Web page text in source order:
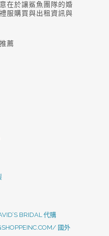
在於讓鯊魚團隊的婚
服購買與出租資訊與
薦
BRIDAL 代購
國外